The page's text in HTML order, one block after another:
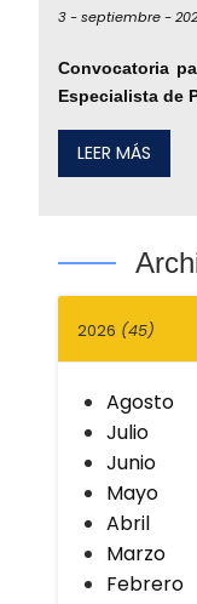
3 -septiembre -
Convocatoria
Especialista de
LEER MÁS
2026 (45)
Agosto
Julio
Junio
Mayo
Abril
Marzo
Febrero